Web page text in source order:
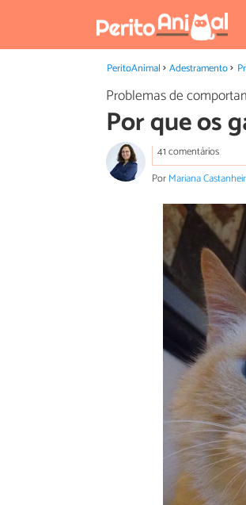
PeritoAnimal Adestramento
Problemas de
Por que os
41 comentários
PorMariana